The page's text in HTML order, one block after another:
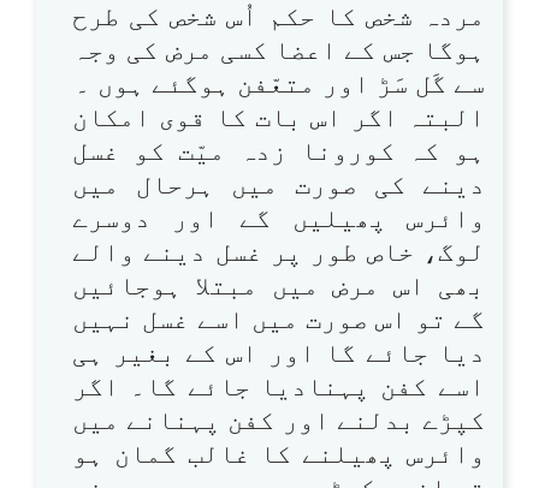
مردہ شخص کا حکم اُس شخص کی طرح
ہوگا جس کے اعضا کسی مرض کی وجہ
سے گَل سَڑ اور متعّفن ہوگئے ہوں ۔
البتہ اگر اس بات کا قوی امکان
ہو کہ کورونا زدہ میّت کو غسل
دینے کی صورت میں ہرحال میں
وائرس پھیلیں گے اور دوسرے
لوگ، خاص طور پر غسل دینے والے
بھی اس مرض میں مبتلا ہوجائیں
گے تو اس صورت میں اسے غسل نہیں
دیا جائے گا اور اس کے بغیر ہی
اسے کفن پہنادیا جائے گا۔ اگر
کپڑے بدلنے اور کفن پہنانے میں
وائرس پھیلنے کا غالب گمان ہو